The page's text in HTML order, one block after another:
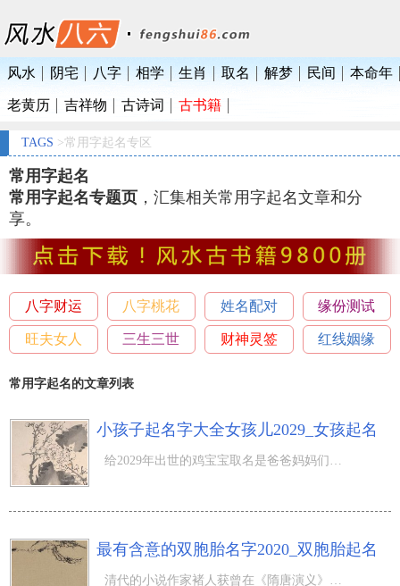
风水 阴宅 八字 相学 生肖 取名 解梦 民间 本命年
老黄历 吉祥物 古诗词 古书籍
TAGS >常用字起名专区
常用字起名
常用字起名专题页 ，汇集相关常用字起名文章和分
享。
八字财运 八字桃花 姓名配对 缘份测试
旺夫女人 三生三世 财神灵签 红线姻缘
常用字起名的文章列表
小孩子起名字大全女孩儿2029_女孩起名
给2029年出世的鸡宝宝取名是爸爸妈妈们十分重视的一件事情，每一个爸爸妈妈都期待自身的小孩有一个超好听且
最有含意的双胞胎名字2020_双胞胎起名